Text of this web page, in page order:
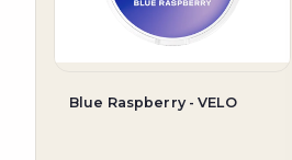
Blue Raspberry - VELO